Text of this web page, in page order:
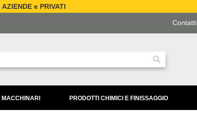
e PRIVATI
Contatti
Ricerca
MACCHINARI PRODOTTI CHIMICI E FINISSAGGIO